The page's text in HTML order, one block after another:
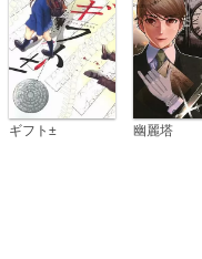
ギフト± 幽麗塔